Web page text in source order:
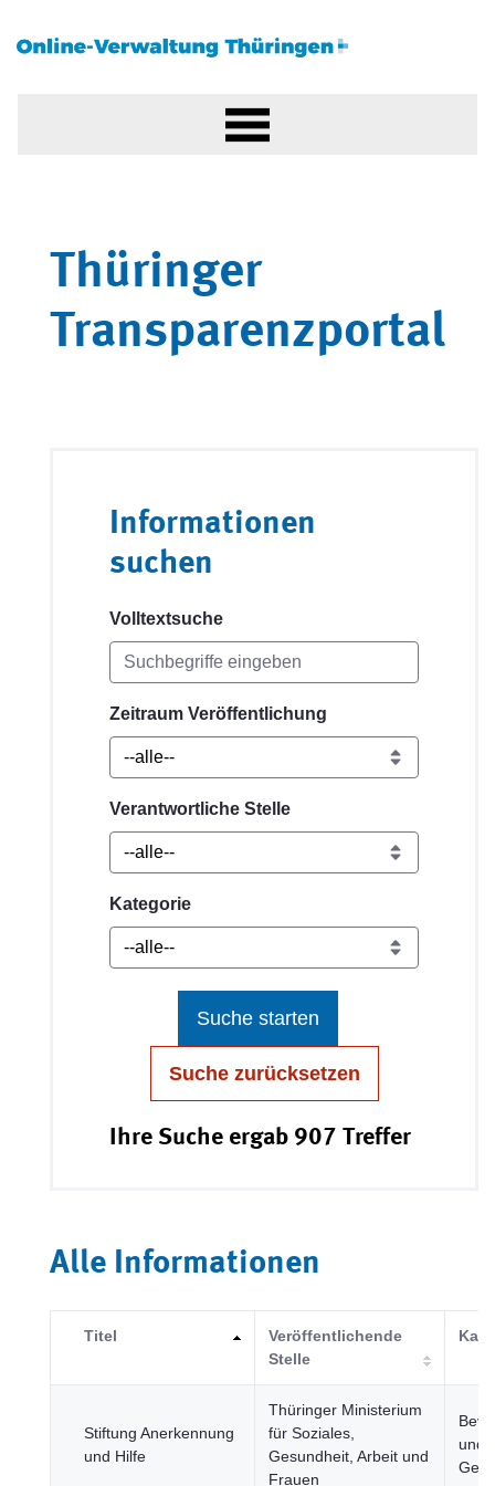
Thüringer
Transparenzportal
Informationen
suchen
Volltextsuche
Zeitraum Veröffentlichung
Verantwortliche Stelle
Kategorie
Suche starten
Suche zurücksetzen
Ihre Suche ergab 907 Treffer
Alle Informationen
Titel
Veröffentlichende
Stelle
Stiftung Anerkennung
und Hilfe
Thüringer Ministerium
für Soziales,
Gesundheit, Arbeit und
Frauen
und